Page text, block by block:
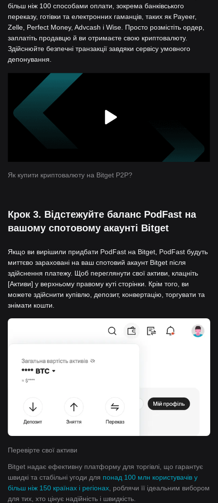
більш ніж 100 способами оплати, зокрема банківського
переказу, готівки та електронних гаманців, таких як Payeer,
Zelle, Perfect Money, Advcash і Wise. Просто розмістіть ордер,
заплатіть продавцю й ви отримаєте свою криптовалюту.
Здійснюйте безпечні транзакції завдяки сервісу умовного
депонування.
Як купити криптовалюту на Bitget P2P?
Крок 3. Відстежуйте баланс PodFast на
вашому спотовому акаунті Bitget
Якщо ви вирішили придбати PodFast на Bitget, PodFast будуть
миттєво зараховані на ваш спотовий акаунт Bitget після
здійснення платежу. Щоб переглянути свої активи, клацніть
[Активи] у верхньому правому куті сторінки. Крім того, ви
можете здійснити купівлю, депозит, конвертацію, торгувати та
знімати кошти.
Перевірте свої активи
Bitget надає ефективну платформу для торгівлі, що гарантує
швидкі та стабільні угоди для понад 100 млн користувачів у
більш ніж 150 країнах і регіонах , роблячи її ідеальним вибором
для тих, хто цінує надійність і швидкість.